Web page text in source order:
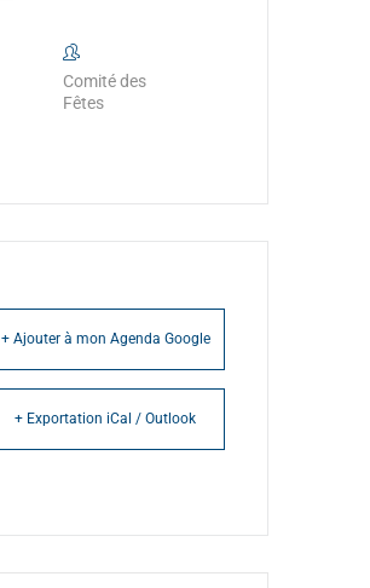
Comité des
Fêtes
+ Ajouter à mon Agenda Google
+ Exportation iCal / Outlook